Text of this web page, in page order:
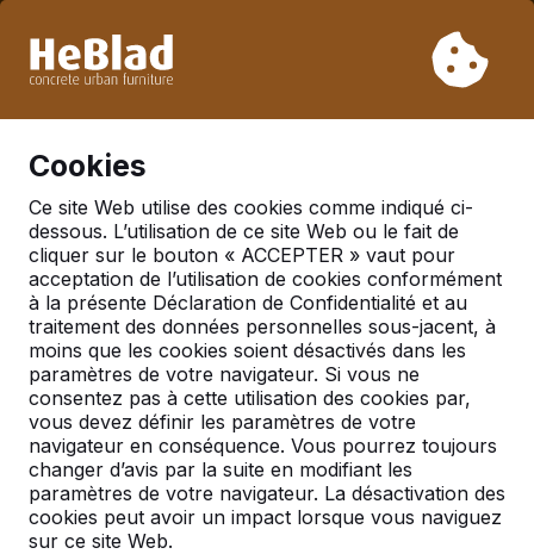
semaine 31 à la semaine 33. Veuillez donc tenir compte des
délais de livraison plus longs.
Cookies
Ce site Web utilise des cookies comme indiqué ci-
dessous. L’utilisation de ce site Web ou le fait de
cliquer sur le bouton « ACCEPTER » vaut pour
acceptation de l’utilisation de cookies conformément
à la présente Déclaration de Confidentialité et au
traitement des données personnelles sous-jacent, à
moins que les cookies soient désactivés dans les
paramètres de votre navigateur. Si vous ne
consentez pas à cette utilisation des cookies par,
vous devez définir les paramètres de votre
navigateur en conséquence. Vous pourrez toujours
changer d’avis par la suite en modifiant les
paramètres de votre navigateur. La désactivation des
cookies peut avoir un impact lorsque vous naviguez
sur ce site Web.
Tables de ping-pong